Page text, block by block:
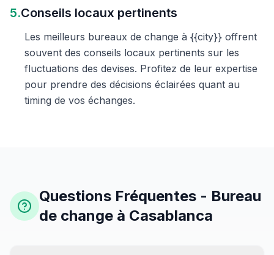
5.Conseils locaux pertinents
Les meilleurs bureaux de change à {{city}} offrent
souvent des conseils locaux pertinents sur les
fluctuations des devises. Profitez de leur expertise
pour prendre des décisions éclairées quant au
timing de vos échanges.
Questions Fréquentes - Bureau
de change à Casablanca